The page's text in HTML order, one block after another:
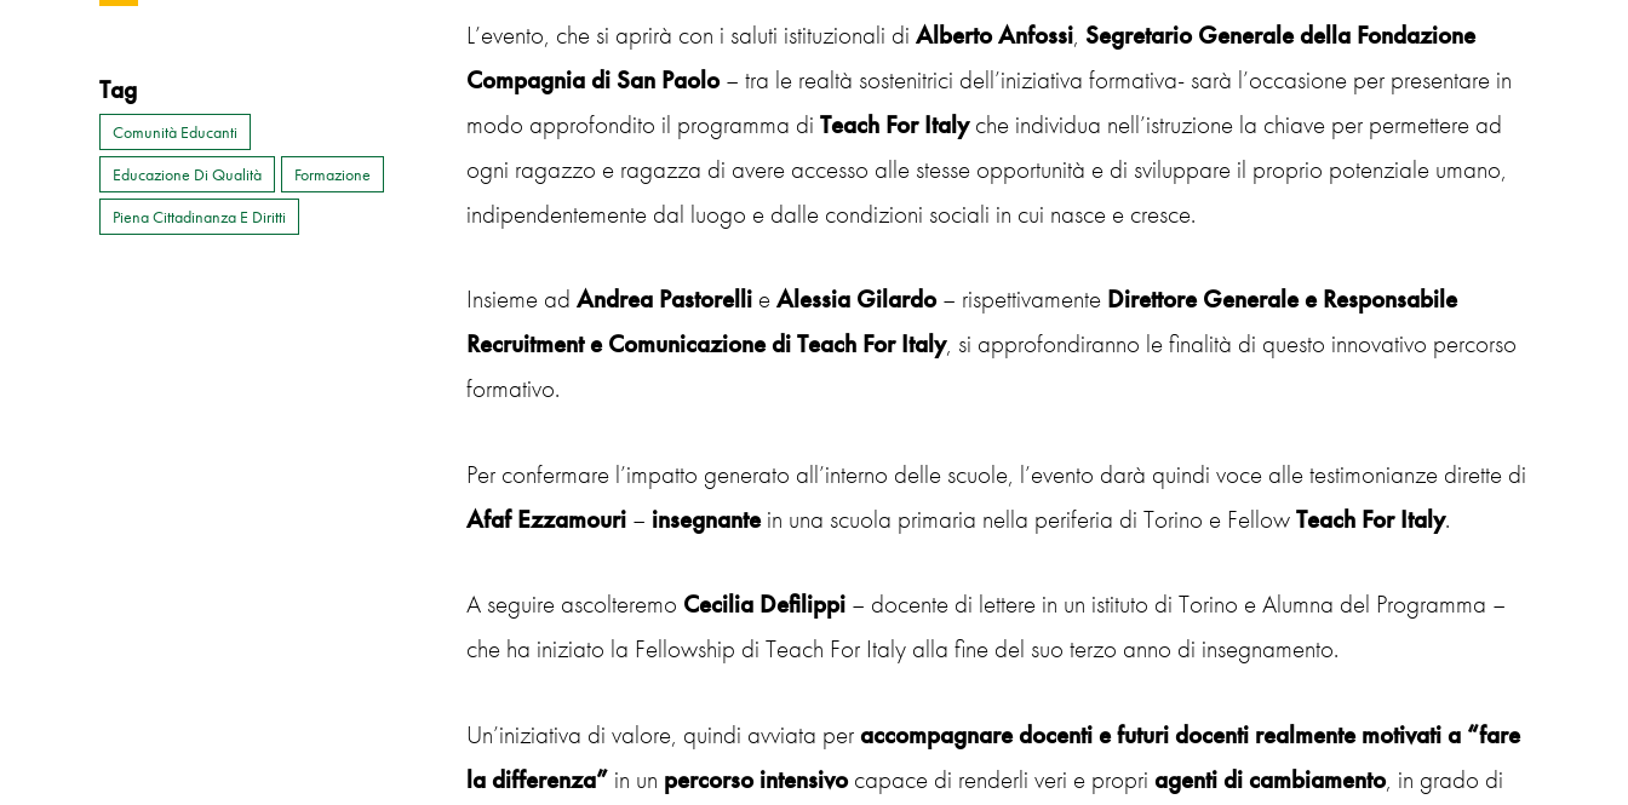
Tag
Comunità Educanti
Educazione Di Qualità
Formazione
Piena Cittadinanza E Diritti
L’evento, che si aprirà con i saluti istituzionali di Alberto Anfossi, Segretario Generale della Fondazione
Compagnia di San Paolo– tra le realtà sostenitrici dell’iniziativa formativa- sarà l’occasione per presentare in
modo approfondito il programma di Teach For Italyche individua nell’istruzione la chiave per permettere ad
ogni ragazzo e ragazza di avere accesso alle stesse opportunità e di sviluppare il proprio potenziale umano,
indipendentemente dal luogo e dalle condizioni sociali in cui nasce e cresce.
Insieme ad Andrea PastorellieAlessia Gilardo– rispettivamente Direttore Generale e Responsabile
Recruitment e Comunicazione di Teach For Italy, si approfondiranno le finalità di questo innovativo percorso
formativo.
Per confermare l’impatto generato all’interno delle scuole, l’evento darà quindi voce alle testimonianze dirette di
Afaf Ezzamouri– insegnantein una scuola primaria nella periferia di Torino e FellowTeach For Italy.
A seguire ascolteremo Cecilia Defilippi– docente di lettere in un istituto di Torino e Alumna del Programma –
che ha iniziato la Fellowship di Teach For Italy alla fine del suo terzo anno di insegnamento.
Un’iniziativa di valore, quindi avviata peraccompagnare docenti e futuri docenti realmente motivati a “fare
la differenza” in un percorso intensivocapace di renderli veri e propri agenti di cambiamento, in grado di